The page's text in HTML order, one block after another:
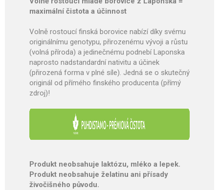
maximální čistota a účinnost
Volně rostoucí finská borovice nabízí díky svému
originálnímu genotypu, přirozenému vývoji a růstu
(volná příroda) a jedinečnému podnebí Laponska
naprosto nadstandardní nativitu a účinek
(přirozená forma v plné síle). Jedná se o skutečný
originál od přímého finského producenta (přímý
zdroj)!
Produkt neobsahuje laktózu, mléko a lepek.
Produkt neobsahuje želatinu ani přísady
živočišného původu.